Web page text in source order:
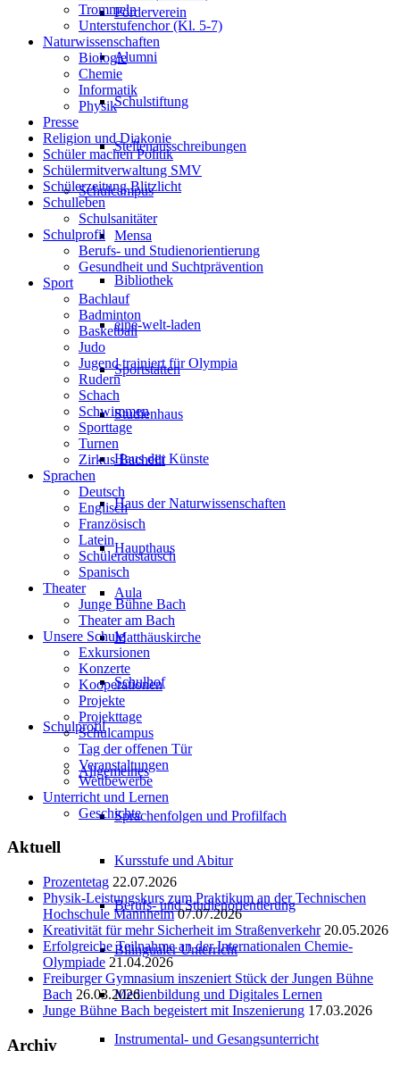
Förderverein
Alumni
Schulstiftung
Stellenausschreibungen
Schulcampus
Mensa
Bibliothek
eine-welt-laden
Sportstätten
Studienhaus
Haus der Künste
Haus der Naturwissenschaften
Haupthaus
Aula
Matthäuskirche
Schulhof
Schulprofil
Allgemeines
Sprachenfolgen und Profilfach
Kursstufe und Abitur
Berufs- und Studienorientierung
Bilingualer Unterricht
Medienbildung und Digitales Lernen
Instrumental- und Gesangsunterricht
Trommeln
Unterstufenchor (Kl. 5-7)
Naturwissenschaften
Biologie
Chemie
Informatik
Physik
Presse
Religion und Diakonie
Schüler machen Politik
Schülermitverwaltung SMV
Schülerzeitung Blitzlicht
Schulleben
Schulsanitäter
Schulprofil
Berufs- und Studienorientierung
Gesundheit und Suchtprävention
Sport
Bachlauf
Badminton
Basketball
Judo
Jugend trainiert für Olympia
Rudern
Schach
Schwimmen
Sporttage
Turnen
Zirkus Bachelli
Sprachen
Deutsch
Englisch
Französisch
Latein
Schüleraustausch
Spanisch
Theater
Junge Bühne Bach
Theater am Bach
Unsere Schule
Exkursionen
Konzerte
Kooperationen
Projekte
Projekttage
Schulcampus
Tag der offenen Tür
Veranstaltungen
Wettbewerbe
Unterricht und Lernen
Geschichte
Aktuell
Prozentetag 22.07.2026
Physik-Leistungskurs zum Praktikum an der Technischen
Hochschule Mannheim 07.07.2026
Kreativität für mehr Sicherheit im Straßenverkehr 20.05.2026
Erfolgreiche Teilnahme an der Internationalen Chemie-
Olympiade 21.04.2026
Freiburger Gymnasium inszeniert Stück der Jungen Bühne
Bach 26.03.2026
Junge Bühne Bach begeistert mit Inszenierung 17.03.2026
Archiv